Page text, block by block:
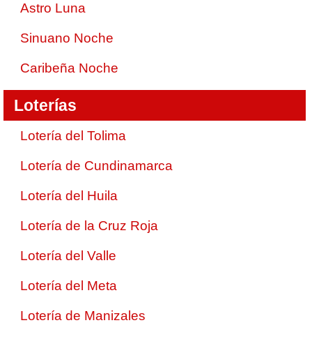
Astro Luna
Sinuano Noche
Caribeña Noche
Loterías
Lotería del Tolima
Lotería de Cundinamarca
Lotería del Huila
Lotería de la Cruz Roja
Lotería del Valle
Lotería del Meta
Lotería de Manizales